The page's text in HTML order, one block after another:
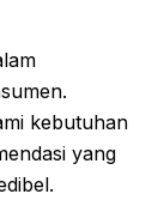
kebutuhan
yang